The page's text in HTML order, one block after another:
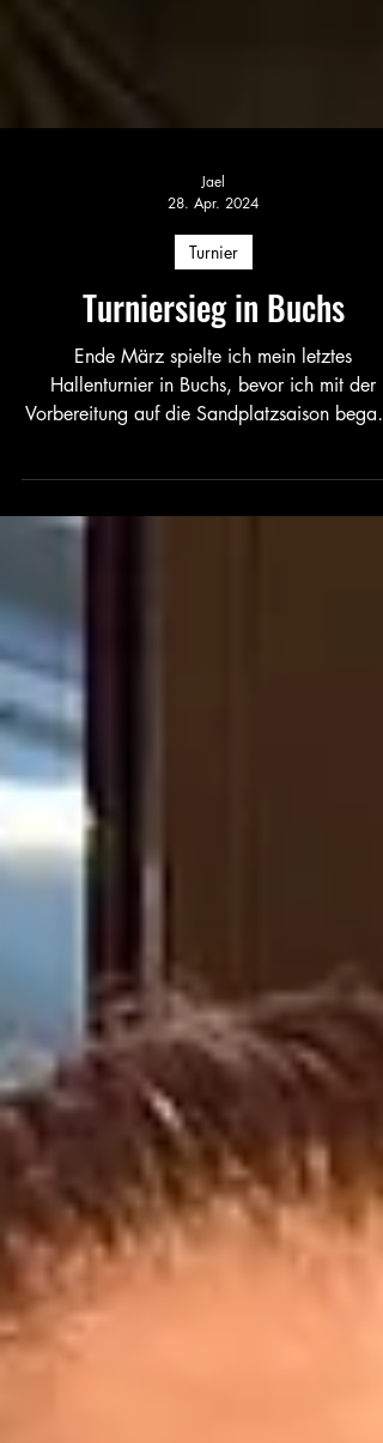
Jael
28. Apr. 2024
Turnier
Turniersieg in Buchs
Ende März spielte ich mein letztes
Vorbereitung auf die Sandplatzsaison
Ich konnte mir...